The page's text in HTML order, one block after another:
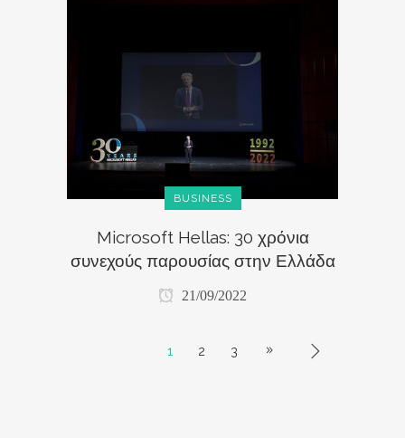
BUSINESS
Microsoft Hellas: 30 χρόνια
συνεχούς παρουσίας στην Ελλάδα
21/09/2022
1 2 3